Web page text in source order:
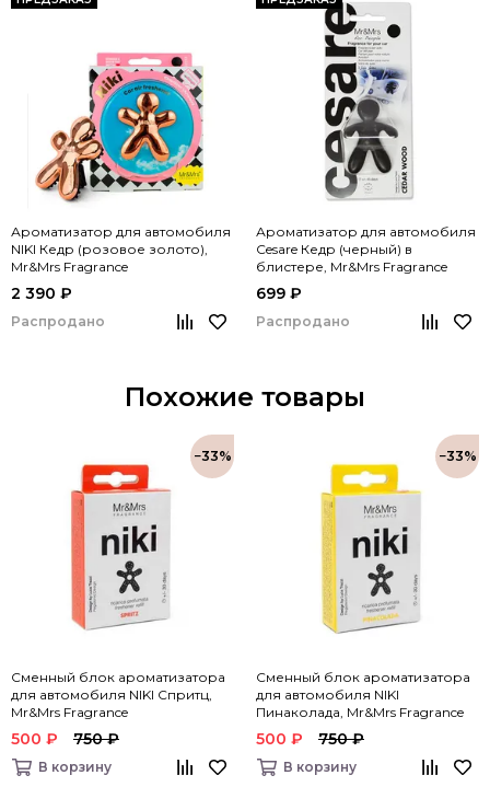
Ароматизатор для автомобиля
NIKI Кедр (розовое золото),
Mr&Mrs Fragrance
2 390 ₽
Распродано
Ароматизатор для автомобиля
Cesare Кедр (черный) в
блистере, Mr&Mrs Fragrance
699 ₽
Распродано
Похожие товары
−33%
Сменный блок ароматизатора
для автомобиля NIKI Спритц,
Mr&Mrs Fragrance
500 ₽ 750 ₽
В корзину
−33%
Сменный блок ароматизатора
для автомобиля NIKI
Пинаколада, Mr&Mrs Fragrance
500 ₽ 750 ₽
В корзину